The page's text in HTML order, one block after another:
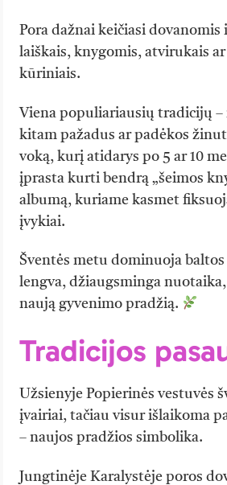
Pora dažnai keičiasi dovanomis
laiškais, knygomis, atvirukais
kūriniais.
Viena populiariausių tradicijų –
kitam pažadus ar padėkos
voką, kurį atidarys po 5 ar 10
įprasta kurti bendrą „šeimos
albumą, kuriame kasmet
įvykiai.
Šventės metu dominuoja baltos
lengva, džiaugsminga
naują gyvenimo pradžią.
Tradicijos
Užsienyje Popierinės vestuvės
įvairiai, tačiau visur išlaikoma
– naujos pradžios simbolika.
Jungtinėje Karalystėje poros